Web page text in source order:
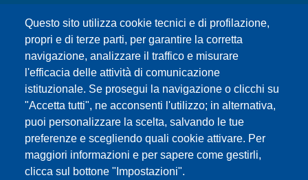
Questo sito utilizza cookie tecnici e di profilazione,
propri e di terze parti, per garantire la corretta
navigazione, analizzare il traffico e misurare
l'efficacia delle attività di comunicazione
istituzionale. Se prosegui la navigazione o clicchi su
"Accetta tutti", ne acconsenti l'utilizzo; in alternativa,
puoi personalizzare la scelta, salvando le tue
preferenze e scegliendo quali cookie attivare. Per
maggiori informazioni e per sapere come gestirli,
clicca sul bottone "Impostazioni".
URP | Ufficio Relazioni con il Pubblico
Sedi
Mappa del sito
Webmaster e redazione web
Elenco dei siti tematici
Accessibilità
Feed RSS